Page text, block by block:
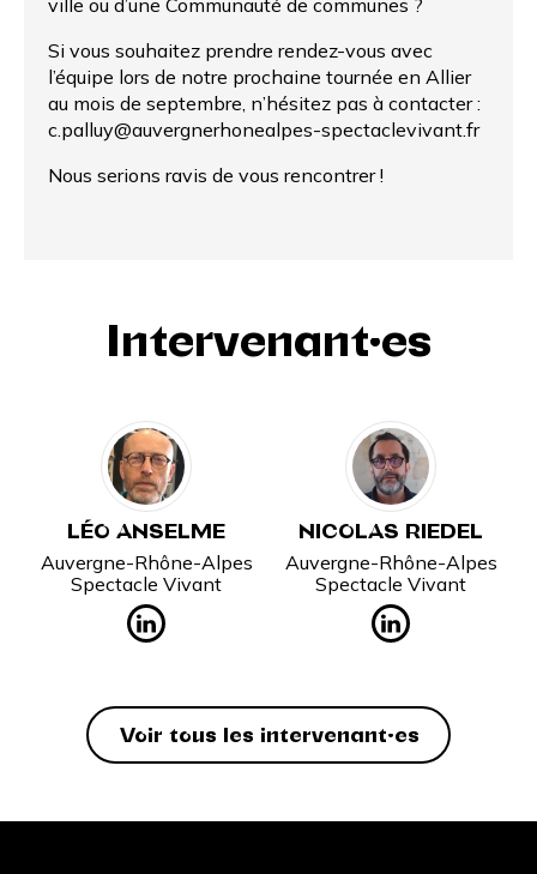
Si vous souhaitez prendre rendez-vous avec
l’équipe lors de notre prochaine tournée en Allier
au mois de septembre, n’hésitez pas à contacter :
c.palluy@auvergnerhonealpes-spectaclevivant.fr
Nous serions ravis de vous rencontrer !
Intervenant·es
LÉO ANSELME
Auvergne-Rhône-Alpes
Spectacle Vivant
NICOLAS RIEDEL
Auvergne-Rhône-Alpes
Spectacle Vivant
Voir tous les intervenant·es